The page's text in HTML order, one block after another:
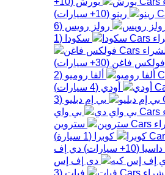
رينو (
10+ سيارات)
رولز رويس (
6
سكودا (
1
فولكس فاغن (
30+ سيارات)
ألفا روميو (
2
أودي (
4 سيارات)
بي إم دبليو (
3
بي واي
ستروين
كوبرا (
1 سيارة)
داسيا (
10+ سيارات) دي إف
دي إف إس